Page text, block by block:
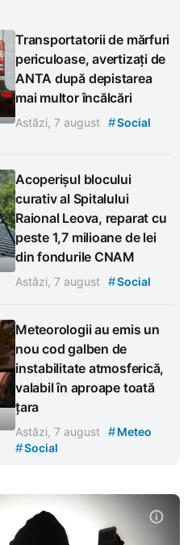
Transportatorii de mărfuri
periculoase, avertizați de
ANTA după depistarea
mai multor încălcări
Astăzi, 7 august #Social
Acoperișul blocului
curativ al Spitalului
Raional Leova, reparat cu
peste 1,7 milioane de lei
din fondurile CNAM
Astăzi, 7 august #Social
Meteorologii au emis un
nou cod galben de
instabilitate atmosferică,
valabil în aproape toată
țara
Astăzi, 7 august #Meteo
#Social